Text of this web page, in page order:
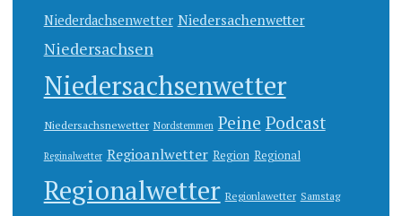
Niederdachsenwetter Niedersachenwetter
Niedersachsen
Niedersachsenwetter
Niedersachsnewetter Nordstemmen Peine Podcast
Reginalwetter Regioanlwetter Region Regional
Regionalwetter Regionlawetter Samstag